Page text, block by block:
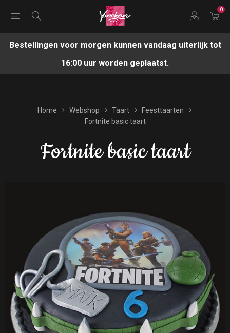
0
Bestellingen voor morgen kunnen vandaag uiterlijk tot
16:00 uur worden geplaatst.
Home Webshop Taart
Feesttaarten
Fortnite basic taart
Fortnite basic taart